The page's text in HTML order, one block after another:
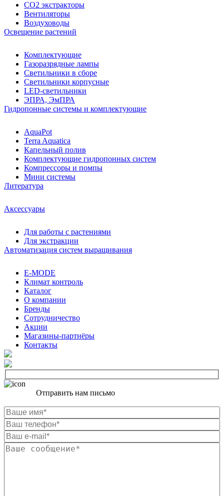
CO2 экстракторы
Вентиляторы
Воздуховоды
Освещение растений
Комплектующие
Газоразрядные лампы
Светильники в сборе
Светильники корпусные
LED-светильники
ЭПРА, ЭмПРА
Гидропонные системы и комплектующие
AquaPot
Terra Aquatica
Капельный полив
Комплектующие гидропонных систем
Компрессоры и помпы
Мини системы
Литература
Аксессуары
Для работы с растениями
Для экстракции
Автоматизация систем выращивания
E-MODE
Климат контроль
Каталог
О компании
Бренды
Сотрудничество
Акции
Магазины-партнёры
Контакты
Отправить нам письмо